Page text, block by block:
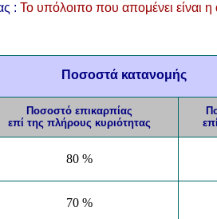
: Το υπόλοιπο που απομένει είναι η
Ποσοστά κατανομής
Ποσοστό επικαρπίας
επί της πλήρους κυριότητας
80 %
70 %